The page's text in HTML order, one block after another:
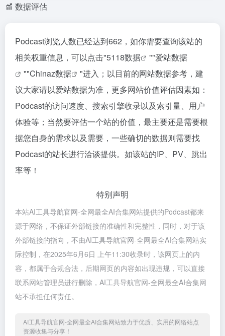
数据评估
Podcast浏览人数已经达到662，如你需要查询该站的
相关权重信息，可以点击"5118数据 ""爱站数据
""Chinaz数据
"进入；以目前的网站数据参考，建
议大家请以爱站数据为准，更多网站价值评估因素如：
Podcast的访问速度、搜索引擎收录以及索引量、用户
体验等；当然要评估一个站的价值，最主要还是需要根
据您自身的需求以及需要，一些确切的数据则需要找
Podcast的站长进行洽谈提供。如该站的IP、PV、跳出
率等！
特别声明
本站AI工具导航官网-全网最全AI合集网站提供的Podcast都来
源于网络，不保证外部链接的准确性和完整性，同时，对于该
外部链接的指向，不由AI工具导航官网-全网最全AI合集网站实
际控制，在2025年6月6日 上午11:30收录时，该网页上的内
容，都属于合规合法，后期网页的内容如出现违规，可以直接
联系网站管理员进行删除，AI工具导航官网-全网最全AI合集网
站不承担任何责任。
AI工具导航官网-全网最全AI合集网站致力于优质、实用的网络站点
资源收集与分享！